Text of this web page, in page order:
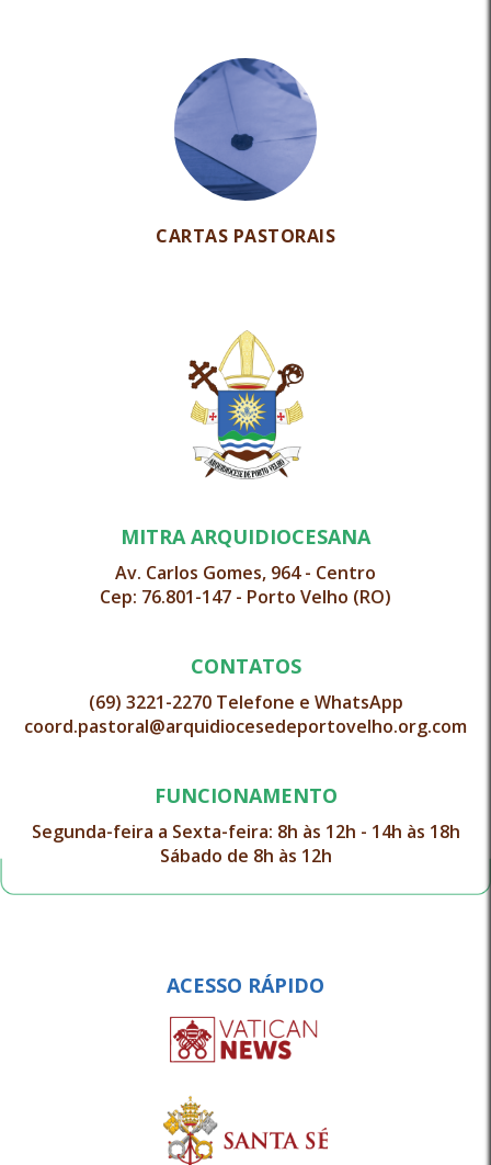
CARTAS PASTORAIS
MITRA ARQUIDIOCESANA
Av. Carlos Gomes, 964 - Centro
Cep: 76.801-147 - Porto Velho (RO)
CONTATOS
(69) 3221-2270 Telefone e WhatsApp
coord.pastoral@arquidiocesedeportovelho.org.com
FUNCIONAMENTO
Segunda-feira a Sexta-feira: 8h às 12h - 14h às 18h
Sábado de 8h às 12h
ACESSO RÁPIDO